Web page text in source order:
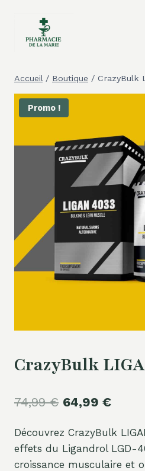
contenu
Accueil / Boutique / CrazyBulk
Promo !
CrazyBulk
74,99€ Le
initial
était :
64,99 €Le
est :
Découvrez CrazyBulk
effets du Ligandrol LGD-
croissance musculaire et